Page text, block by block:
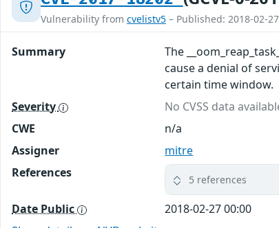
Vulnerability from cvelistv5 – Published: 2018-02-
Summary
The
cause a denial of
certain time window.
Severity
No CVSS data
CWE
n/a
Assigner
mitre
References
5 references
Date Public
2018-02-27 00:00